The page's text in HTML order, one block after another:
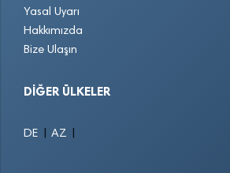
Yasal Uyarı
Hakkımızda
Bize Ulaşın
DIĞER ÜLKELER
DE AZ